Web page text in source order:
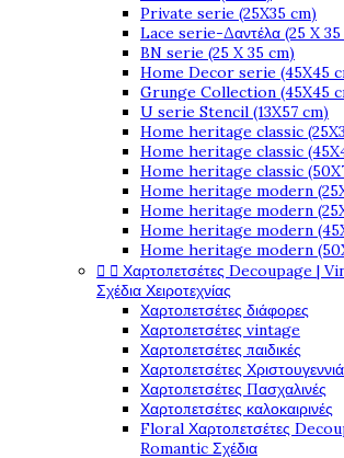
Private serie (25X35 cm)
Lace serie-Δαντέλα (25 X
BN serie (25 X 35 cm)
Home Decor serie (45X45
Grunge Collection (45X45
U serie Stencil (13X57 cm)
Home heritage classic
Home heritage classic
Home heritage classic
Home heritage modern
Home heritage modern
Home heritage modern
Home heritage modern
  Χαρτοπετσέτες Decoupage |
Σχέδια Χειροτεχνίας
Χαρτοπετσέτες διάφορες
Χαρτοπετσέτες vintage
Χαρτοπετσέτες παιδικές
Χαρτοπετσέτες
Χαρτοπετσέτες Πασχαλινές
Χαρτοπετσέτες καλοκαιρινές
Floral Χαρτοπετσέτες
Romantic Σχέδια